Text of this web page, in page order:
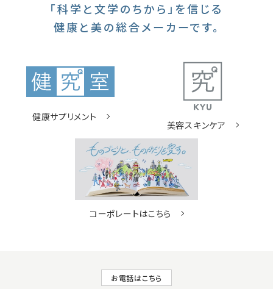
「科学と文学のちから」を信じる
健康と美の総合メーカーです。
健康サプリメント
美容スキンケア
コーポレートはこちら
お電話はこちら